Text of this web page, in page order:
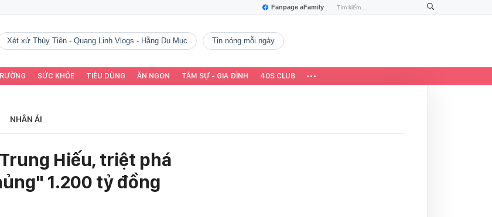
Fanpage aFamily
Xét xử Thùy Tiên - Quang Linh Vlogs - Hằng Du Mục tin nóng mỗi ngày
SỨC KHỎE TIÊU DÙNG ĂN NGON TÂM SỰ - GIA ĐÌNH 40S CLUB
NHÂN ÁI
Hiếu, triệt phá
1.200 tỷ đồng